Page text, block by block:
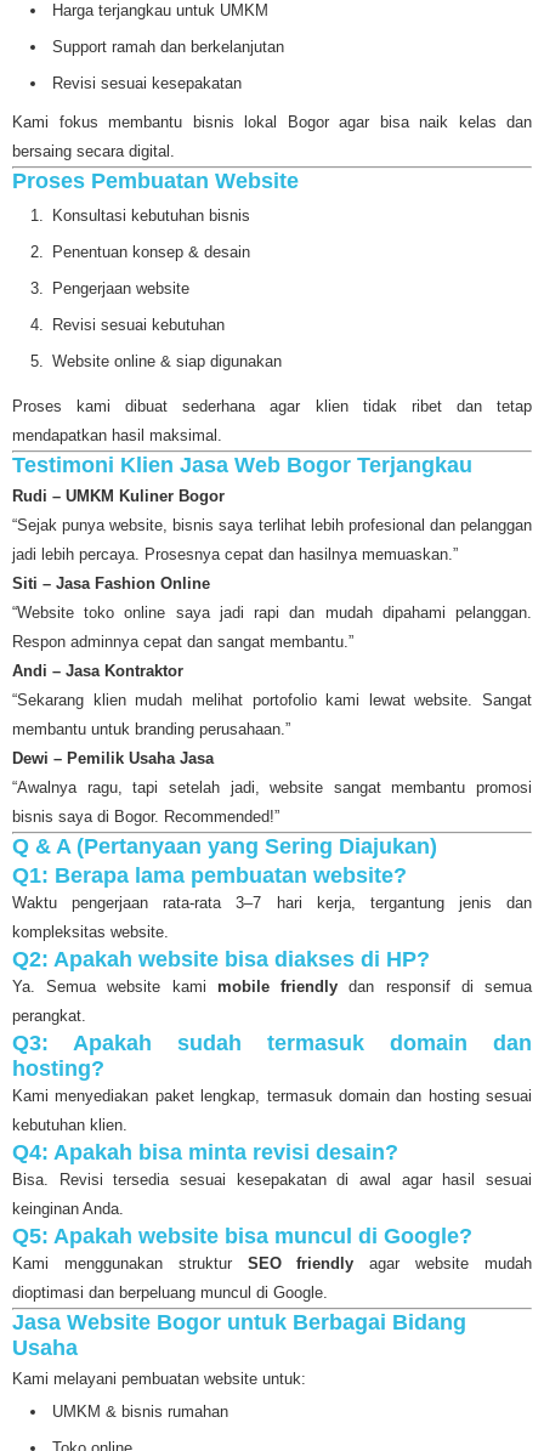
Harga terjangkau untuk UMKM
Support ramah dan berkelanjutan
Revisi sesuai kesepakatan
Kami fokus membantu bisnis lokal Bogor agar bisa naik kelas dan
bersaing secara digital.
Proses Pembuatan Website
Konsultasi kebutuhan bisnis
Penentuan konsep & desain
Pengerjaan website
Revisi sesuai kebutuhan
Website online & siap digunakan
Proses kami dibuat sederhana agar klien tidak ribet dan tetap
mendapatkan hasil maksimal.
Testimoni Klien Jasa Web Bogor Terjangkau
Rudi – UMKM Kuliner Bogor
“Sejak punya website, bisnis saya terlihat lebih profesional dan pelanggan
jadi lebih percaya. Prosesnya cepat dan hasilnya memuaskan.”
Siti – Jasa Fashion Online
“Website toko online saya jadi rapi dan mudah dipahami pelanggan.
Respon adminnya cepat dan sangat membantu.”
Andi – Jasa Kontraktor
“Sekarang klien mudah melihat portofolio kami lewat website. Sangat
membantu untuk branding perusahaan.”
Dewi – Pemilik Usaha Jasa
“Awalnya ragu, tapi setelah jadi, website sangat membantu promosi
bisnis saya di Bogor. Recommended!”
Q & A (Pertanyaan yang Sering Diajukan)
Q1: Berapa lama pembuatan website?
Waktu pengerjaan rata-rata 3–7 hari kerja, tergantung jenis dan
kompleksitas website.
Q2: Apakah website bisa diakses di HP?
Ya. Semua website kami mobile friendly dan responsif di semua
perangkat.
Q3: Apakah sudah termasuk domain dan
hosting?
Kami menyediakan paket lengkap, termasuk domain dan hosting sesuai
kebutuhan klien.
Q4: Apakah bisa minta revisi desain?
Bisa. Revisi tersedia sesuai kesepakatan di awal agar hasil sesuai
keinginan Anda.
Q5: Apakah website bisa muncul di Google?
Kami menggunakan struktur SEO friendly agar website mudah
dioptimasi dan berpeluang muncul di Google.
Jasa Website Bogor untuk Berbagai Bidang
Usaha
Kami melayani pembuatan website untuk:
UMKM & bisnis rumahan